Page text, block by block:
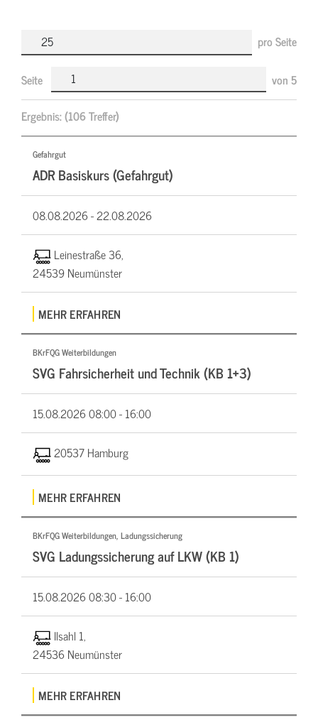
pro Seite
Seite von 5
Ergebnis:(106 Treffer)
Gefahrgut
ADR Basiskurs (Gefahrgut)
08.08.2026 -22.08.2026
Leinestraße 36,
24539 Neumünster
MEHR ERFAHREN
BKrFQG Weiterbildungen
SVG Fahrsicherheit und Technik (KB 1+3)
15.08.202608:00 - 16:00
20537 Hamburg
MEHR ERFAHREN
BKrFQG Weiterbildungen, Ladungssicherung
SVG Ladungssicherung auf LKW (KB 1)
15.08.202608:30 - 16:00
Ilsahl 1,
24536 Neumünster
MEHR ERFAHREN